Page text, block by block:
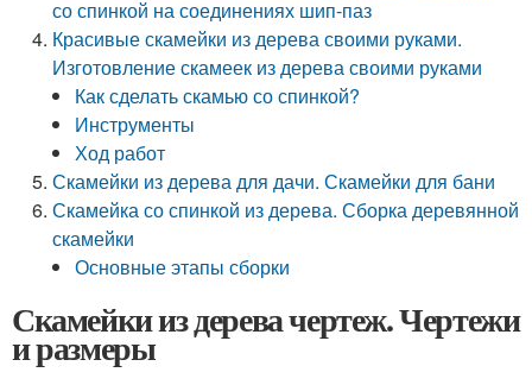
со спинкой на соединениях шип-паз
Красивые скамейки из дерева своими руками.
Изготовление скамеек из дерева своими руками
Как сделать скамью со спинкой?
Инструменты
Ход работ
Скамейки из дерева для дачи. Скамейки для бани
Скамейка со спинкой из дерева. Сборка деревянной
скамейки
Основные этапы сборки
Скамейки из дерева чертеж. Чертежи
и размеры